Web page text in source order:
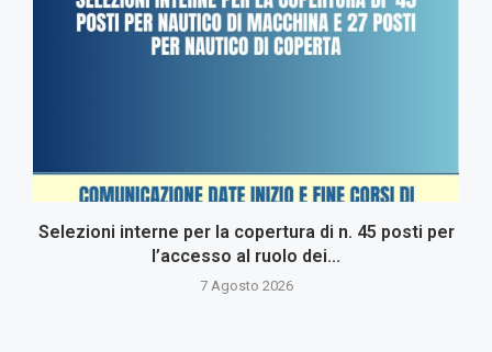
Selezioni interne per la copertura di n. 45 posti per
l’accesso al ruolo dei...
7 Agosto 2026